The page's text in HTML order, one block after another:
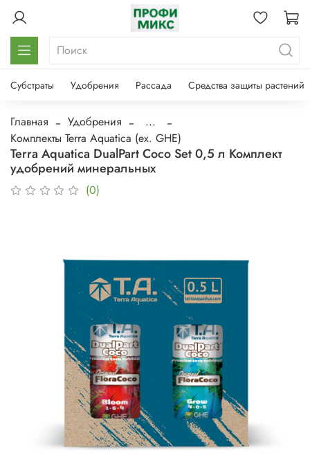
Субстраты Удобрения Рассада Средства защиты растений
Главная Удобрения
...
Комплекты Terra Aquatica (ex. GHE)
Terra Aquatica DualPart Coco Set 0,5 л Комплект
удобрений минеральных
(0)